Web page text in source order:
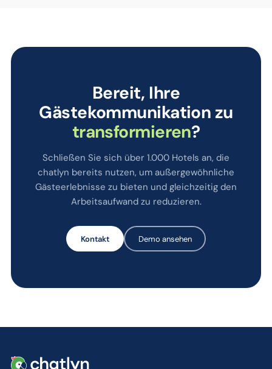
Bereit, Ihre
Gästekommunikation zu
transformieren?
Schließen Sie sich über 1.000 Hotels an, die
chatlyn bereits nutzen, um außergewöhnliche
Gästeerlebnisse zu bieten und gleichzeitig den
Arbeitsaufwand zu reduzieren.
Kontakt Demo ansehen